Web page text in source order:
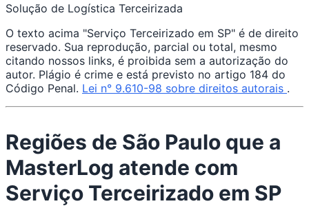
Solução de Logística Terceirizada
O texto acima "Serviço Terceirizado em SP" é de direito
reservado. Sua reprodução, parcial ou total, mesmo
citando nossos links, é proibida sem a autorização do
autor. Plágio é crime e está previsto no artigo 184 do
Código Penal. Lei n° 9.610-98 sobre direitos autorais .
Regiões de São Paulo que a
MasterLog atende com
Serviço Terceirizado em SP